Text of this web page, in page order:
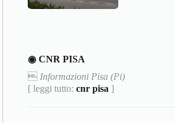
◉ CNR PISA
 Informazioni Pisa (Pi)
[ leggi tutto:cnr pisa ]